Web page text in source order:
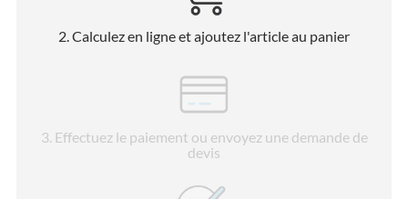
2. Calculez en ligne et ajoutez l'article au panier
3. Effectuez le paiement ou envoyez une demande de
devis